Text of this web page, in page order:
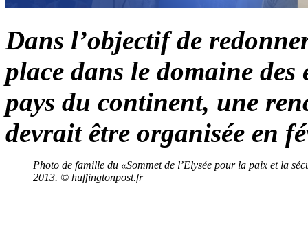
Dans l’objectif de
place dans le domaine des
pays du continent, une
devrait être organisée en
Photo de famille du «Sommet de l’Elysée pour la paix et la
2013. © huffingtonpost.fr